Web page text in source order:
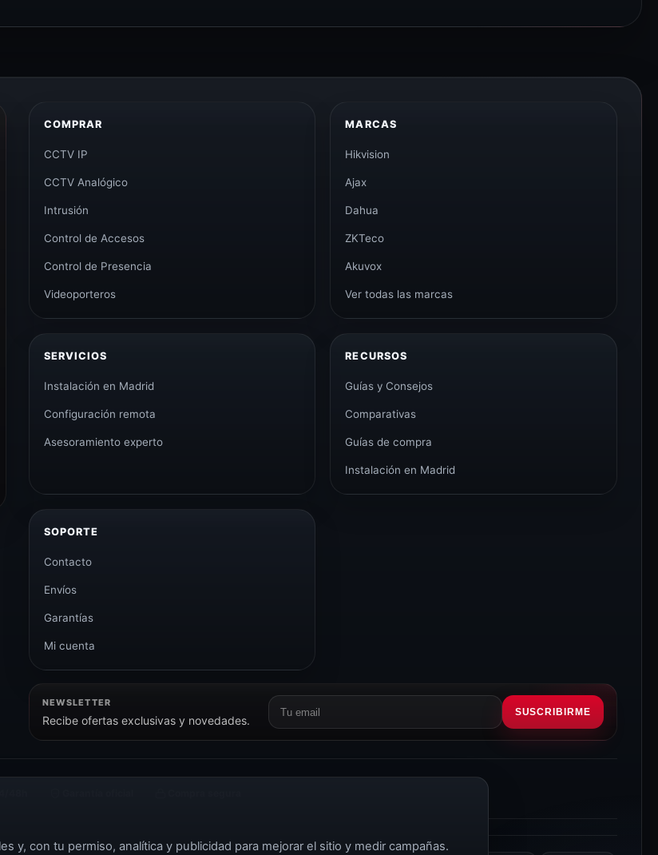
COMPRAR
CCTV IP
CCTV Analógico
Intrusión
Control de Accesos
Control de Presencia
Videoporteros
MARCAS
Hikvision
Ajax
Dahua
ZKTeco
Akuvox
Ver todas las marcas
SERVICIOS
Instalación en Madrid
Configuración remota
Asesoramiento experto
RECURSOS
Guías y Consejos
Comparativas
Guías de compra
Instalación en Madrid
SOPORTE
Contacto
Envíos
Garantías
Mi cuenta
NEWSLETTER
Recibe ofertas exclusivas y novedades.
Correo
electrónico
SUSCRIBIRME
y, con tu permiso, analítica y publicidad para mejorar el sitio y medir campañas.